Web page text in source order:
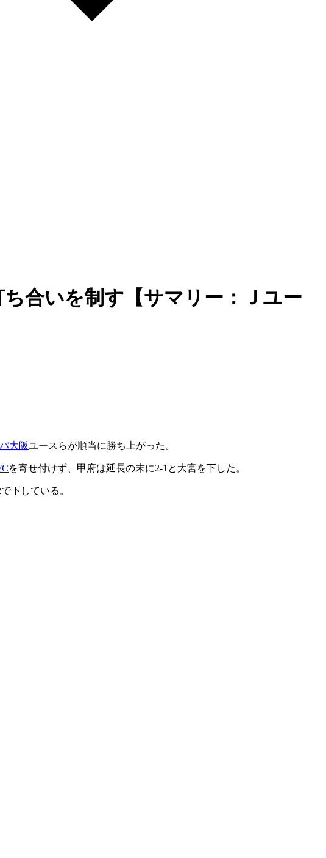
合いを制す【サマリー：Ｊユー
大阪ユースらが順当に勝ち上がった。
を寄せ付けず、甲府は延長の末に2-1と大宮を下した。
下している。